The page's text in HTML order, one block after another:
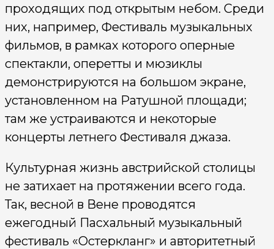
проходящих под открытым небом. Среди
них, например, Фестиваль музыкальных
фильмов, в рамках которого оперные
спектакли, оперетты и мюзиклы
демонстрируются на большом экране,
установленном на Ратушной площади;
там же устраиваются и некоторые
концерты летнего Фестиваля джаза.
Культурная жизнь австрийской столицы
не затихает на протяжении всего года.
Так, весной в Вене проводятся
ежегодный Пасхальный музыкальный
фестиваль «Остеркланг» и авторитетный